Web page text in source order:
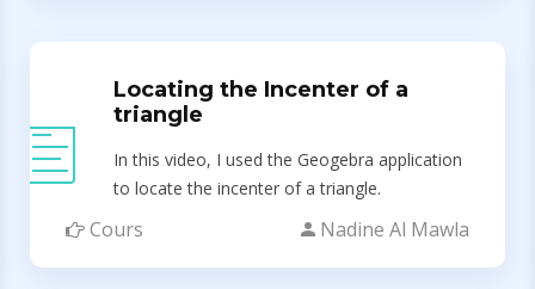
Locating the Incenter of a
triangle
In this video, I used the Geogebra application
to locate the incenter of a triangle.
Cours Nadine Al Mawla